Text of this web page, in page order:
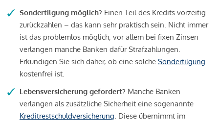
Sondertilgung möglich? Einen Teil des Kredits vorzeitig
zurückzahlen – das kann sehr praktisch sein. Nicht immer
ist das problemlos möglich, vor allem bei fixen Zinsen
verlangen manche Banken dafür Strafzahlungen.
Erkundigen Sie sich daher, ob eine solche Sondertilgung
kostenfrei ist.
Lebensversicherung gefordert? Manche Banken
verlangen als zusätzliche Sicherheit eine sogenannte
Kreditrestschuldversicherung. Diese übernimmt im